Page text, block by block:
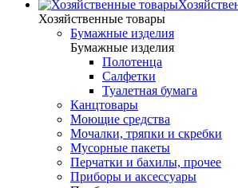
Хозяйственные товары
Бумажные изделия
Бумажные изделия
Полотенца
Салфетки
Туалетная бумага
Канцтовары
Моющие средства
Мочалки, тряпки и скребки
Мусорные пакеты
Перчатки и бахилы, прочее
Приборы и аксессуары